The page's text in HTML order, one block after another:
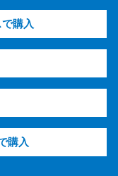
購入
購入